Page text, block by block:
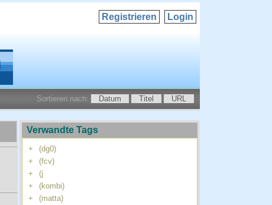
Login
Registrieren
Sortieren nach: Datum Titel URL
Verwandte Tags
+
(dg0)
+
(fcv)
+
(j
+
(kombi)
+
(matta)